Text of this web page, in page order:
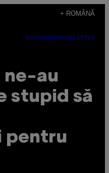
+ ROMÂNĂ
SUBSCRIBENEWSLETTER
ne-au
stupid să
pentru